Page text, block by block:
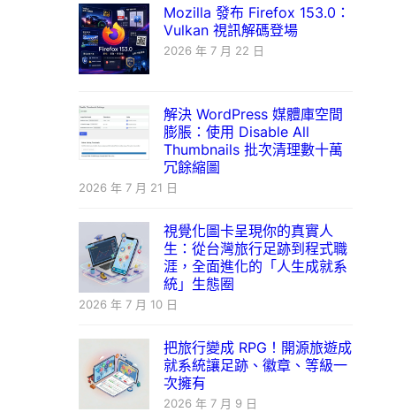
Mozilla 發布 Firefox 153.0：
Vulkan 視訊解碼登場
2026 年 7 月 22 日
解決 WordPress 媒體庫空間
膨脹：使用 Disable All
Thumbnails 批次清理數十萬
冗餘縮圖
2026 年 7 月 21 日
視覺化圖卡呈現你的真實人
生：從台灣旅行足跡到程式職
涯，全面進化的「人生成就系
統」生態圈
2026 年 7 月 10 日
把旅行變成 RPG！開源旅遊成
就系統讓足跡、徽章、等級一
次擁有
2026 年 7 月 9 日